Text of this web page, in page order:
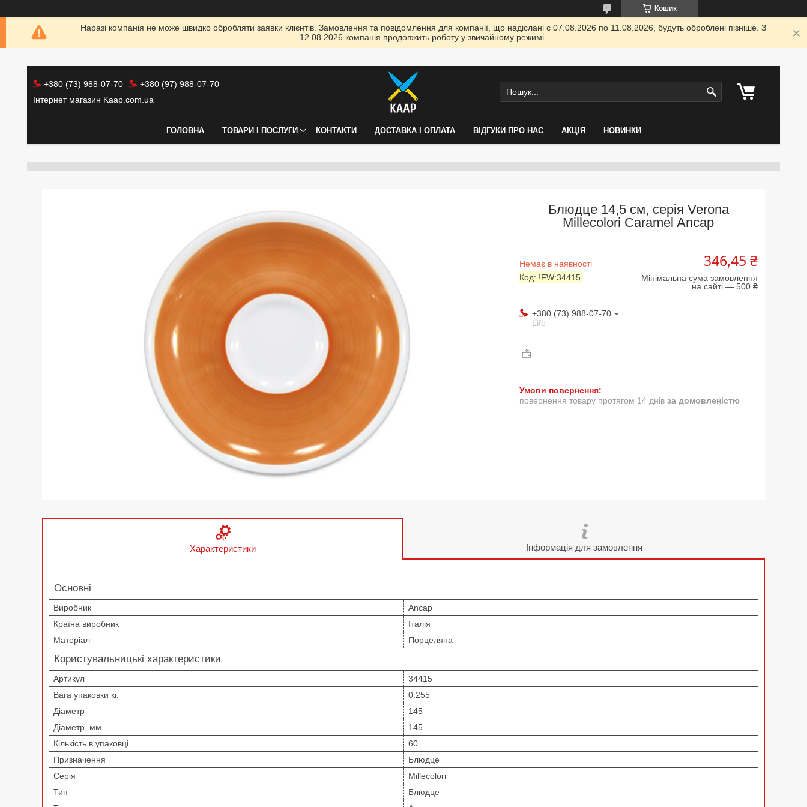
Кошик
Наразі компанія не може швидко обробляти заявки клієнтів. Замовлення та повідомлення для компанії, що надіслані с 07.08.2026 по 11.08.2026, будуть оброблені пізніше. З
12.08.2026 компанія продовжить роботу у звичайному режимі.
+380 (73) 988-07-70
+380 (97) 988-07-70
Інтернет магазин Kaap.com.ua
ГОЛОВНА ТОВАРИ І ПОСЛУГИ КОНТАКТИ ДОСТАВКА І ОПЛАТА ВІДГУКИ ПРО НАС АКЦІЯ НОВИНКИ
Блюдце 14,5 см, серія Verona
Millecolori Caramel Ancap
Немає в наявності
Код: !FW:34415
346,45 ₴
Мінімальна сума замовлення
на сайті — 500 ₴
+380 (73) 988-07-70
Life
повернення товару протягом 14 днів за домовленістю
Характеристики Інформація для замовлення
Основні
Виробник
Ancap
Країна виробник
Італія
Матеріал
Порцеляна
Користувальницькі характеристики
Артикул
34415
Вага упаковки кг.
0.255
Діаметр
145
Діаметр, мм
145
Кількість в упаковці
60
Призначення
Блюдце
Серія
Millecolori
Тип
Блюдце